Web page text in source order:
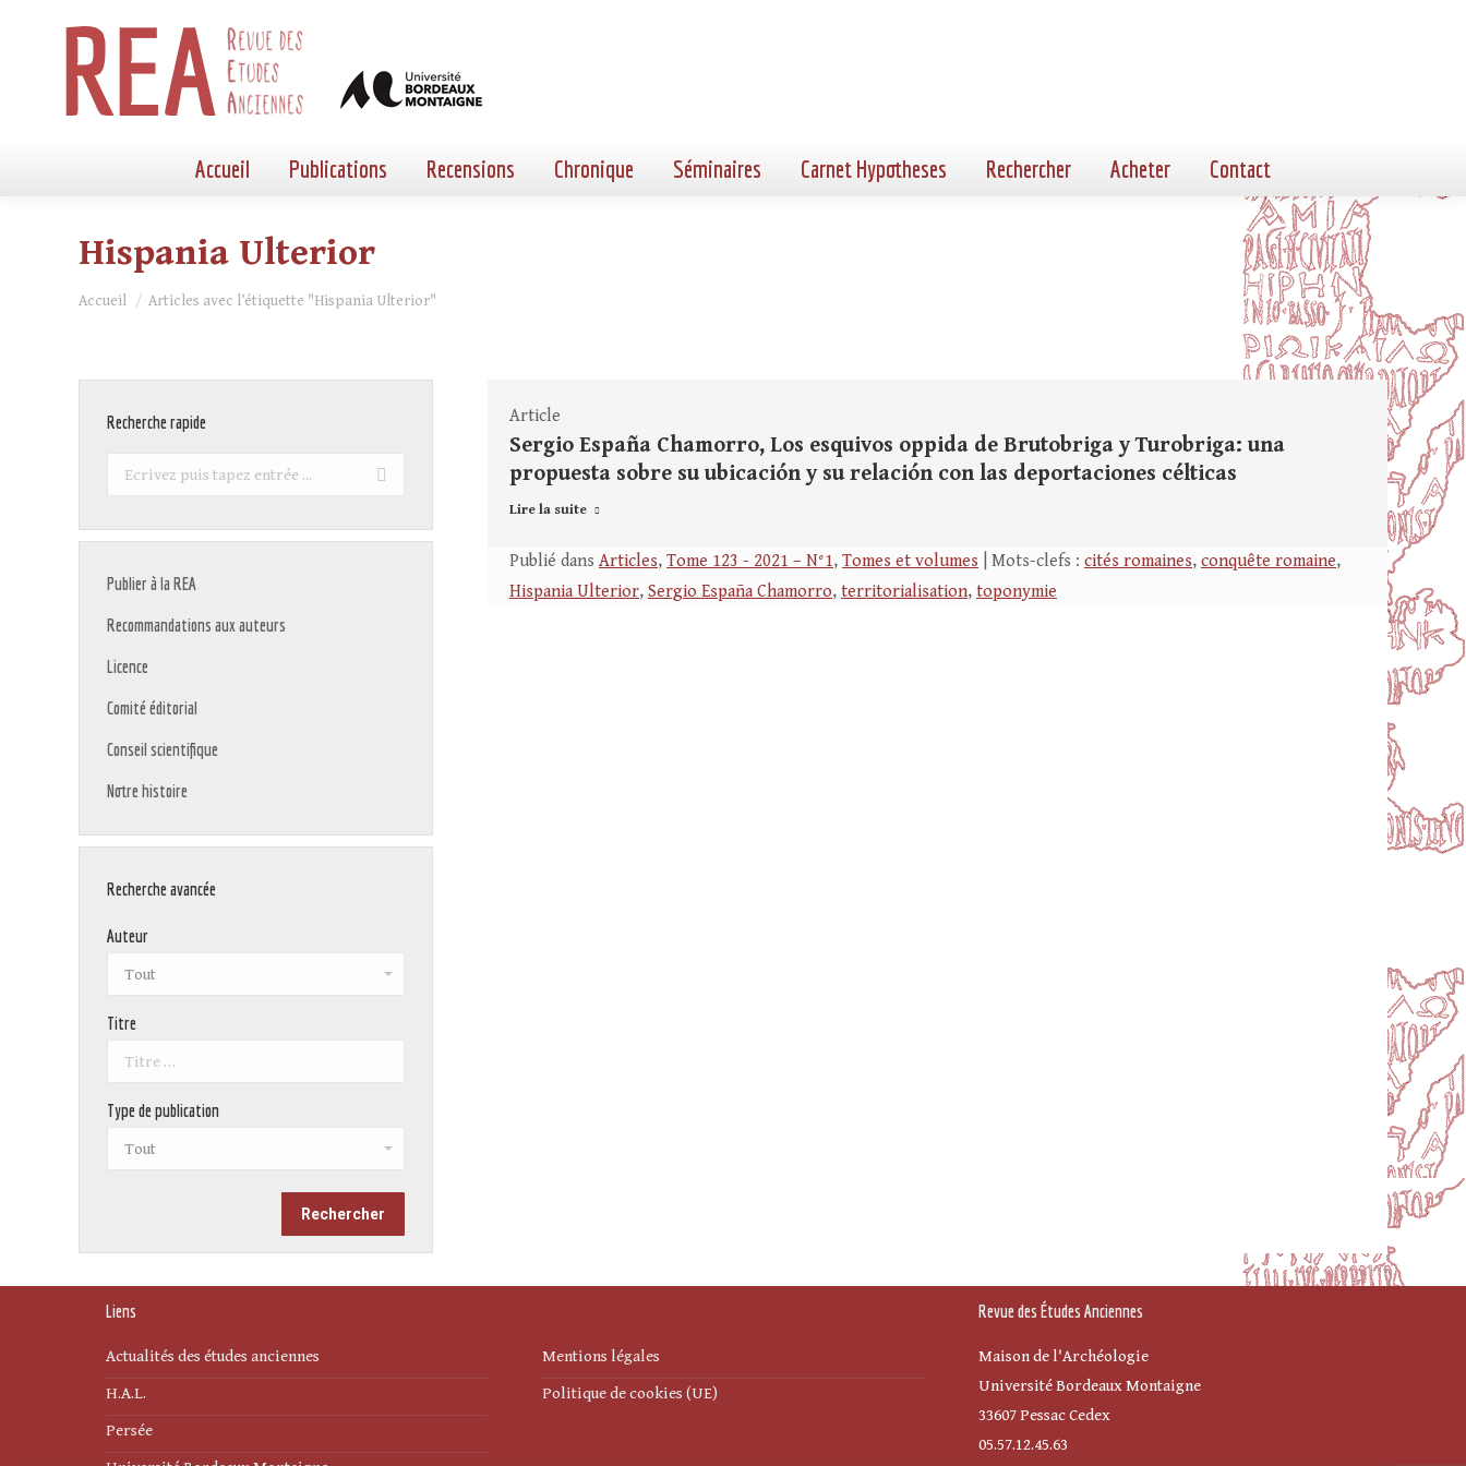
Accueil Publications Recensions Chronique Séminaires Carnet Hypotheses Rechercher Acheter Contact
Hispania Ulterior
Vous êtes ici :
Accueil Articles avec l’étiquette "Hispania Ulterior"
Article
Sergio España Chamorro, Los esquivos oppida de Brutobriga y Turobriga: una
propuesta sobre su ubicación y su relación con las deportaciones célticas
Lire la suite
Publié dans Articles, Tome 123 - 2021 – N°1, Tomes et volumes | Mots-clefs : cités romaines, conquête romaine,
Hispania Ulterior, Sergio España Chamorro, territorialisation, toponymie
Recherche rapide
Recherche
Publier à la REA
Recommandations aux auteurs
Licence
Comité éditorial
Conseil scientifique
Notre histoire
Recherche avancée
Auteur
Titre
Type de publication
Liens
Actualités des études anciennes
H.A.L.
Persée
Mentions légales
Politique de cookies (UE)
Revue des Études Anciennes
Maison de l'Archéologie
Université Bordeaux Montaigne
33607 Pessac Cedex
05.57.12.45.63